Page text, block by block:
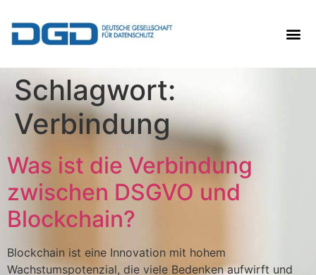
Schlagwort:
Verbindung
Was ist die Verbindung
zwischen DSGVO und
Blockchain?
Blockchain ist eine Innovation mit hohem
Wachstumspotenzial, die viele Bedenken aufwirft und